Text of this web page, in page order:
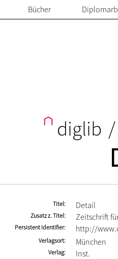
Bücher
diglib /
Titel Detail
Zusatz z. Titel Zeitschrift
Persistent Identifier http://
Verlagsort München
Verlag Inst.